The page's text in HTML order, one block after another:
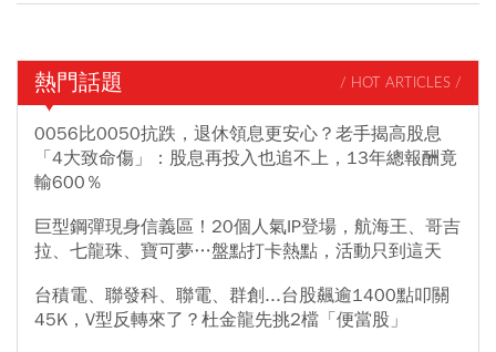
熱門話題 / HOT ARTICLES /
0056比0050抗跌，退休領息更安心？老手揭高股息
「4大致命傷」：股息再投入也追不上，13年總報酬竟
輸600％
巨型鋼彈現身信義區！20個人氣IP登場，航海王、哥吉
拉、七龍珠、寶可夢…盤點打卡熱點，活動只到這天
台積電、聯發科、聯電、群創...台股飆逾1400點叩關
45K，V型反轉來了？杜金龍先挑2檔「便當股」